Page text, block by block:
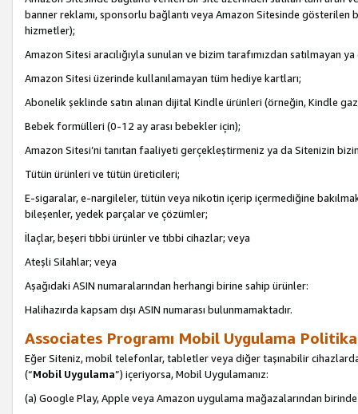
banner reklamı, sponsorlu bağlantı veya Amazon Sitesinde gösterilen
hizmetler);
Amazon Sitesi aracılığıyla sunulan ve bizim tarafımızdan satılmayan
Amazon Sitesi üzerinde kullanılamayan tüm hediye kartları;
Abonelik şeklinde satın alınan dijital Kindle ürünleri (örneğin, Kindle
Bebek formülleri (0-12 ay arası bebekler için);
Amazon Sitesi’ni tanıtan faaliyeti gerçekleştirmeniz ya da Sitenizin
Tütün ürünleri ve tütün üreticileri;
E-sigaralar, e-nargileler, tütün veya nikotin içerip içermediğine
bileşenler, yedek parçalar ve çözümler;
İlaçlar, beşeri tıbbi ürünler ve tıbbi cihazlar; veya
Ateşli Silahlar; veya
Aşağıdaki ASIN numaralarından herhangi birine sahip ürünler:
Halihazırda kapsam dışı ASIN numarası bulunmamaktadır.
Associates Programı Mobil Uygulama
Eğer Siteniz, mobil telefonlar, tabletler veya diğer taşınabilir
(“Mobil Uygulama”) içeriyorsa, Mobil Uygulamanız:
(a) Google Play, Apple veya Amazon uygulama mağazalarından birinde